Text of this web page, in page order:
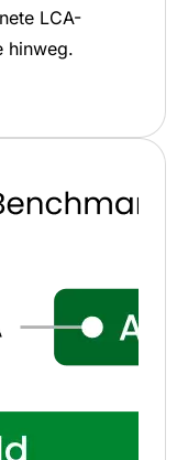
LCA-
hinweg.